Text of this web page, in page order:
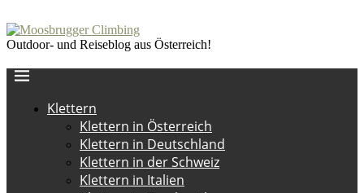
Outdoor- und Reiseblog aus Österreich!
Klettern
Klettern in Österreich
Klettern in Deutschland
Klettern in der Schweiz
Klettern in Italien